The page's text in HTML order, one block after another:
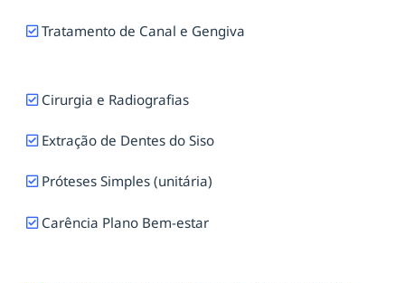
Tratamento de Canal e Gengiva
Cirurgia e Radiografias
Extração de Dentes do Siso
Próteses Simples (unitária)
Carência Plano Bem-estar